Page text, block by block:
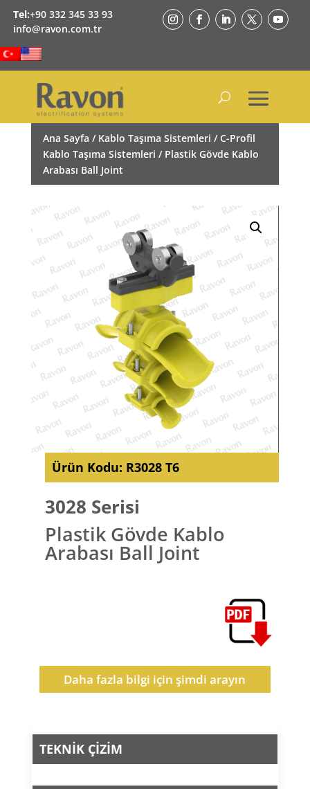
Tel:+90 332 345 33 93
info@ravon.com.tr
Ana Sayfa / Kablo Taşıma Sistemleri / C-Profil
Kablo Taşıma Sistemleri / Plastik Gövde Kablo
Arabası Ball Joint
Ürün Kodu: R3028 T6
3028 Serisi
Plastik Gövde Kablo
Arabası Ball Joint
Daha fazla bilgi için şimdi arayın
TEKNİK ÇİZİM